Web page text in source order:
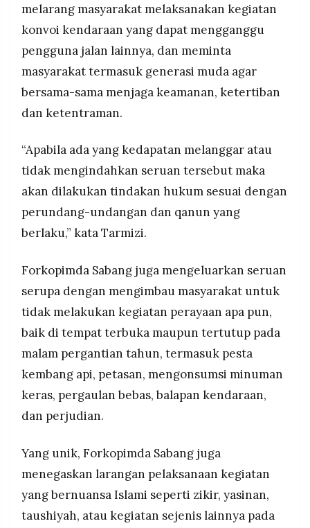
melarang masyarakat melaksanakan kegiatan
konvoi kendaraan yang dapat mengganggu
pengguna jalan lainnya, dan meminta
masyarakat termasuk generasi muda agar
bersama-sama menjaga keamanan, ketertiban
dan ketentraman.
“Apabila ada yang kedapatan melanggar atau
tidak mengindahkan seruan tersebut maka
akan dilakukan tindakan hukum sesuai dengan
perundang-undangan dan qanun yang
berlaku,” kata Tarmizi.
Forkopimda Sabang juga mengeluarkan seruan
serupa dengan mengimbau masyarakat untuk
tidak melakukan kegiatan perayaan apa pun,
baik di tempat terbuka maupun tertutup pada
malam pergantian tahun, termasuk pesta
kembang api, petasan, mengonsumsi minuman
keras, pergaulan bebas, balapan kendaraan,
dan perjudian.
Yang unik, Forkopimda Sabang juga
menegaskan larangan pelaksanaan kegiatan
yang bernuansa Islami seperti zikir, yasinan,
taushiyah, atau kegiatan sejenis lainnya pada